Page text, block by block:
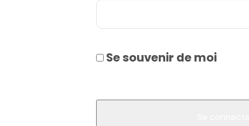
Se souvenir de moi